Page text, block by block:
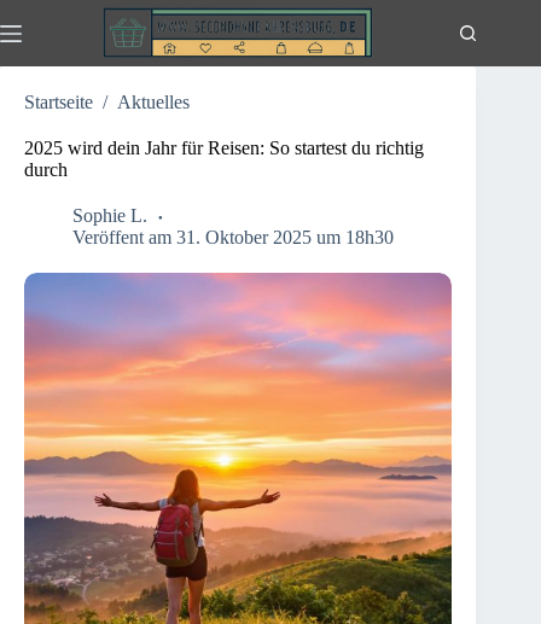
Inhalt
Startseite / Aktuelles
2025 wird dein Jahr für Reisen: So startest du richtig
durch
Sophie L.
Veröffent am 31. Oktober 2025 um 18h30